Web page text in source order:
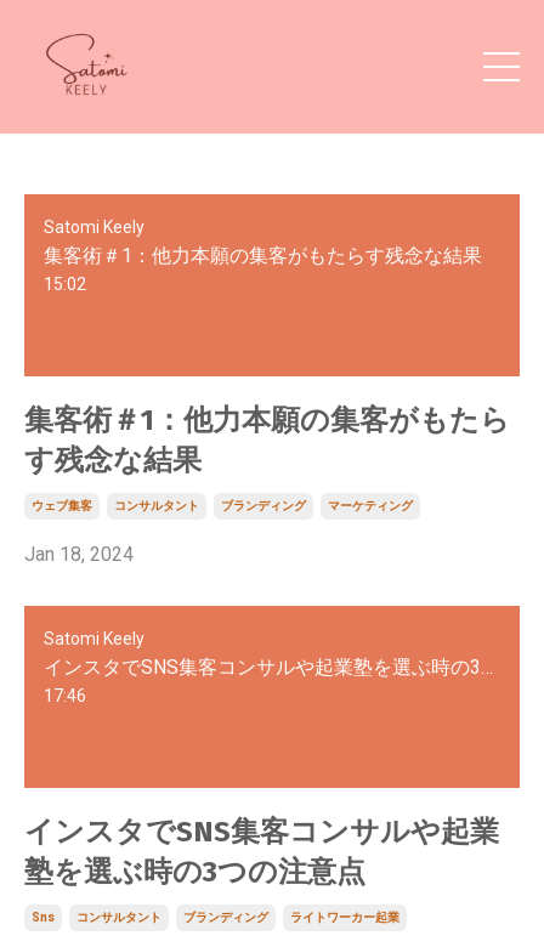
Satomi Keely
集客術＃1：他力本願の集客がもたらす残念な結果
15:02
集客術＃1：他力本願の集客がもたら
す残念な結果
ウェブ集客 コンサルタント ブランディング マーケティング
Jan 18, 2024
Satomi Keely
17:46
インスタでSNS集客コンサルや起業
塾を選ぶ時の3つの注意点
Sns コンサルタント ブランディング ライトワーカー起業